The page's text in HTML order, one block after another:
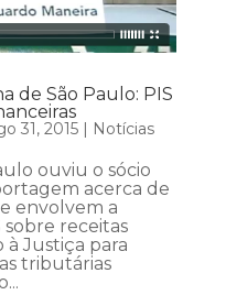
de São Paulo: PIS
31, 2015| Notícias
ouviu o sócio
acerca de
envolvem a
sobre receitas
à Justiça para
tributárias